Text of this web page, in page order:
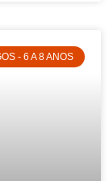
- 6 A 8 ANOS